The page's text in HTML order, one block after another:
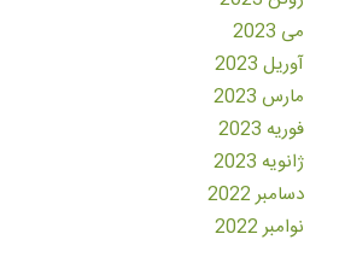
می 2023
آوریل 2023
مارس 2023
فوریه 2023
ژانویه 2023
دسامبر 2022
نوامبر 2022